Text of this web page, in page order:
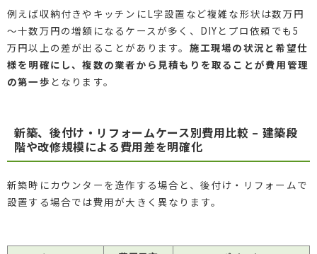
例えば収納付きやキッチンにL字設置など複雑な形状は数万円
～十数万円の増額になるケースが多く、DIYとプロ依頼でも5
万円以上の差が出ることがあります。 施工現場の状況と希望仕
様を明確にし、複数の業者から見積もりを取ることが費用管理
の第一歩 となります。
新築、後付け・リフォームケース別費用比較 – 建築段
階や改修規模による費用差を明確化
新築時にカウンターを造作する場合と、後付け・リフォームで
設置する場合では費用が大きく異なります。